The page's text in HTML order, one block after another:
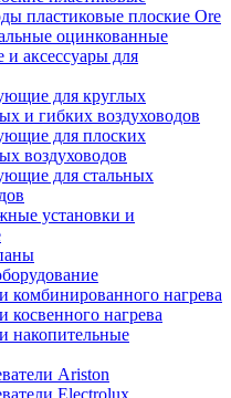
пластиковые плоские Ore
оцинкованные
аксессуары для
для круглых
и гибких воздуховодов
для плоских
воздуховодов
для стальных
установки и
комбинированного нагрева
косвенного нагрева
накопительные
Ariston